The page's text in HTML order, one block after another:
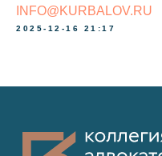
INFO@KURBALOV.RU
2025-12-16 21:17